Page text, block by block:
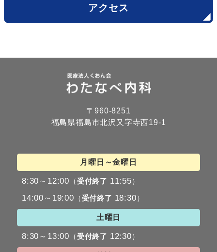
アクセス
〒960-8251
福島県福島市北沢又字寺西19-1
月曜日～金曜日
8:30～12:00 （ 受付終了 11:55）
14:00～19:00 （ 受付終了 18:30）
土曜日
8:30～13:00 （ 受付終了 12:30）